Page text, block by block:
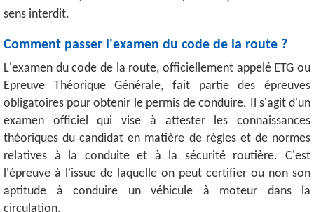
sens interdit.
Comment passer l'examen du code de la route ?
L'examen du code de la route, officiellement appelé ETG ou
Epreuve Théorique Générale, fait partie des épreuves
obligatoires pour obtenir le permis de conduire. Il s'agit d'un
examen officiel qui vise à attester les connaissances
théoriques du candidat en matière de règles et de normes
relatives à la conduite et à la sécurité routière. C'est
l'épreuve à l'issue de laquelle on peut certifier ou non son
aptitude à conduire un véhicule à moteur dans la
circulation.